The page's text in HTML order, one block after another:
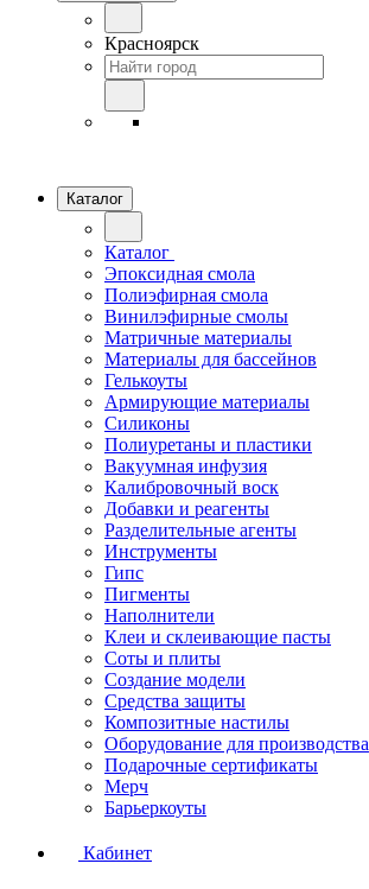
Красноярск
Каталог
Каталог
Эпоксидная смола
Полиэфирная смола
Винилэфирные смолы
Матричные материалы
Материалы для бассейнов
Гелькоуты
Армирующие материалы
Силиконы
Полиуретаны и пластики
Вакуумная инфузия
Калибровочный воск
Добавки и реагенты
Разделительные агенты
Инструменты
Гипс
Пигменты
Наполнители
Клеи и склеивающие пасты
Соты и плиты
Создание модели
Средства защиты
Композитные настилы
Оборудование для производства
Подарочные сертификаты
Мерч
Барьеркоуты
Кабинет